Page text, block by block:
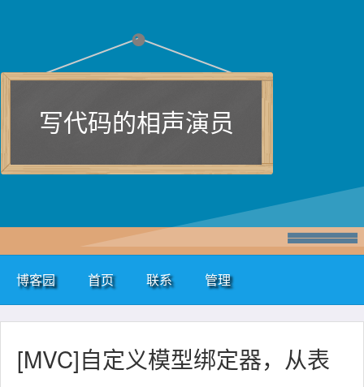
写代码的相声演员
博客园 首页 联系 管理
[MVC]自定义模型绑定器，从表